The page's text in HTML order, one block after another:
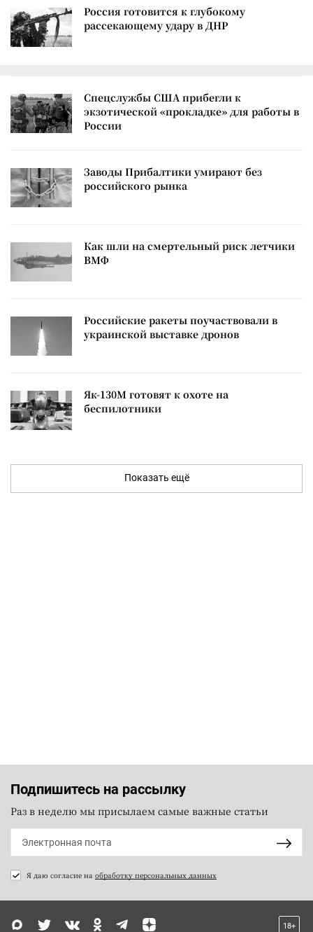
Россия готовится к глубокому
рассекающему удару в ДНР
Спецслужбы США прибегли к
экзотической «прокладке» для работы в
России
Заводы Прибалтики умирают без
российского рынка
Как шли на смертельный риск летчики
ВМФ
Российские ракеты поучаствовали в
украинской выставке дронов
Як-130М готовят к охоте на
беспилотники
Показать ещё
Подпишитесь на рассылку
Раз в неделю мы присылаем самые важные статьи
Я даю согласие на обработку персональных данных
18+